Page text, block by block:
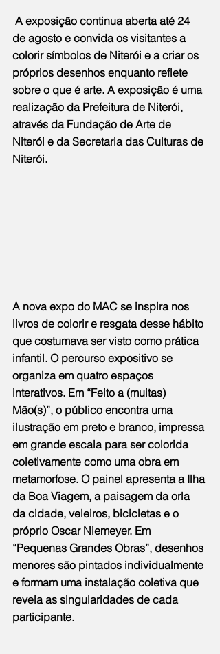
A exposição continua aberta até 24
de agosto e convida os visitantes a
colorir símbolos de Niterói e a criar os
próprios desenhos enquanto reflete
sobre o que é arte. A exposição é uma
realização da Prefeitura de Niterói,
através da Fundação de Arte de
Niterói e da Secretaria das Culturas de
Niterói.
A nova expo do MAC se inspira nos
livros de colorir e resgata desse hábito
que costumava ser visto como prática
infantil. O percurso expositivo se
organiza em quatro espaços
interativos. Em “Feito a (muitas)
Mão(s)”, o público encontra uma
ilustração em preto e branco, impressa
em grande escala para ser colorida
coletivamente como uma obra em
metamorfose. O painel apresenta a Ilha
da Boa Viagem, a paisagem da orla
da cidade, veleiros, bicicletas e o
próprio Oscar Niemeyer. Em
“Pequenas Grandes Obras”, desenhos
menores são pintados individualmente
e formam uma instalação coletiva que
revela as singularidades de cada
participante.